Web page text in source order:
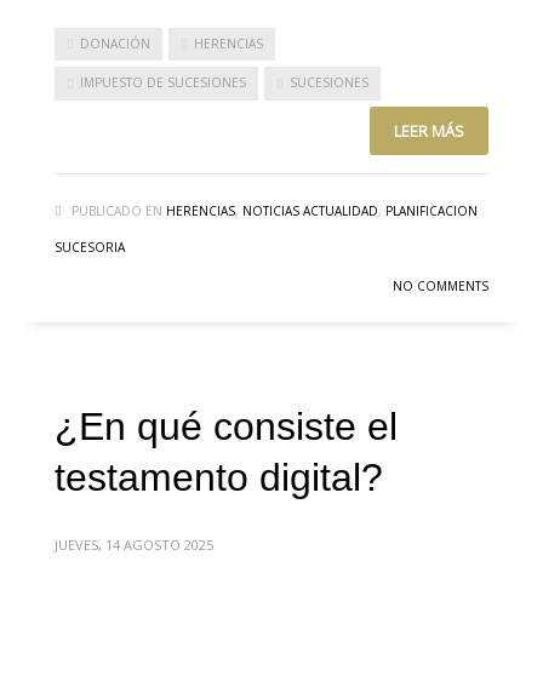
DONACIÓN HERENCIAS
IMPUESTO DE SUCESIONES SUCESIONES
LEER MÁS
PUBLICADO EN HERENCIAS, NOTICIAS ACTUALIDAD, PLANIFICACION
SUCESORIA
NO COMMENTS
¿En qué consiste el
testamento digital?
JUEVES, 14 AGOSTO 2025